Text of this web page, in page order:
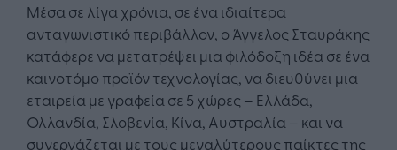
Μέσα σε λίγα χρόνια, σε ένα ιδιαίτερα
ανταγωνιστικό περιβάλλον, ο Άγγελος Σταυράκης
κατάφερε να μετατρέψει μια φιλόδοξη ιδέα σε ένα
καινοτόμο προϊόν τεχνολογίας, να διευθύνει μια
εταιρεία με γραφεία σε 5 χώρες – Ελλάδα,
Ολλανδία, Σλοβενία, Κίνα, Αυστραλία – και να
συνεργάζεται με τους μεγαλύτερους παίκτες της